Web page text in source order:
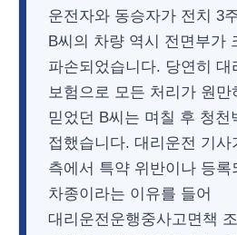
운전자와 동승자가 전치 3
B씨의 차량 역시 전면부가
파손되었습니다. 당연히 대
보험으로 모든 처리가 원
믿었던 B씨는 며칠 후 청천
접했습니다. 대리운전 기
측에서 특약 위반이나 등록
차종이라는 이유를 들어
대리운전운행중사고면책